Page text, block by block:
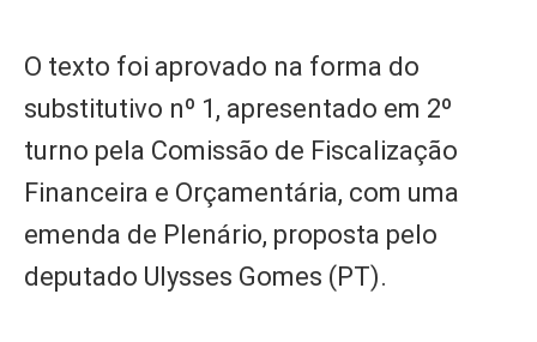
O texto foi aprovado na forma do
substitutivo nº 1, apresentado em 2º
turno pela Comissão de Fiscalização
Financeira e Orçamentária, com uma
emenda de Plenário, proposta pelo
deputado Ulysses Gomes (PT).